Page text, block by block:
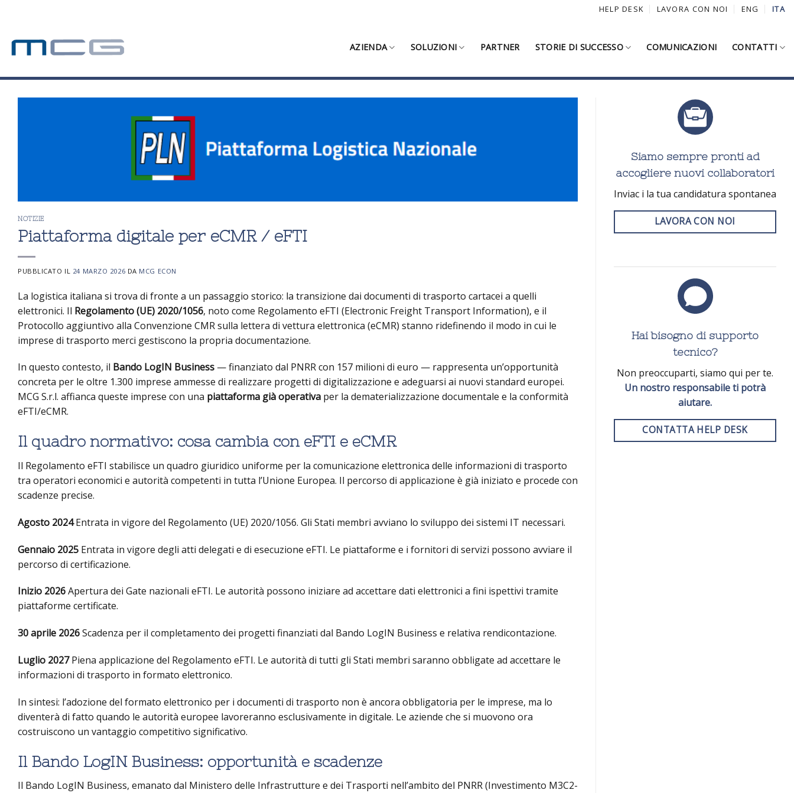
HELP DESK LAVORA CON NOI ENG ITA
AZIENDA SOLUZIONI PARTNER STORIE DI SUCCESSO COMUNICAZIONI CONTATTI
NOTIZIE
Piattaforma digitale per eCMR / eFTI
PUBBLICATO IL 24 MARZO 2026 DA MCG ECON
La logistica italiana si trova di fronte a un passaggio storico: la transizione dai documenti di trasporto cartacei a quelli
elettronici. Il Regolamento (UE) 2020/1056, noto come Regolamento eFTI (Electronic Freight Transport Information), e il
Protocollo aggiuntivo alla Convenzione CMR sulla lettera di vettura elettronica (eCMR) stanno ridefinendo il modo in cui le
imprese di trasporto merci gestiscono la propria documentazione.
In questo contesto, il Bando LogIN Business — finanziato dal PNRR con 157 milioni di euro — rappresenta un’opportunità
concreta per le oltre 1.300 imprese ammesse di realizzare progetti di digitalizzazione e adeguarsi ai nuovi standard europei.
MCG S.r.l. affianca queste imprese con una piattaforma già operativa per la dematerializzazione documentale e la conformità
eFTI/eCMR.
Il quadro normativo: cosa cambia con eFTI e eCMR
Il Regolamento eFTI stabilisce un quadro giuridico uniforme per la comunicazione elettronica delle informazioni di trasporto
tra operatori economici e autorità competenti in tutta l’Unione Europea. Il percorso di applicazione è già iniziato e procede con
scadenze precise.
Agosto 2024Entrata in vigore del Regolamento (UE) 2020/1056. Gli Stati membri avviano lo sviluppo dei sistemi IT necessari.
Gennaio 2025 Entrata in vigore degli atti delegati e di esecuzione eFTI. Le piattaforme e i fornitori di servizi possono avviare il
percorso di certificazione.
Inizio 2026Apertura dei Gate nazionali eFTI. Le autorità possono iniziare ad accettare dati elettronici a fini ispettivi tramite
piattaforme certificate.
30 aprile 2026Scadenza per il completamento dei progetti finanziati dal Bando LogIN Business e relativa rendicontazione.
Luglio 2027Piena applicazione del Regolamento eFTI. Le autorità di tutti gli Stati membri saranno obbligate ad accettare le
informazioni di trasporto in formato elettronico.
In sintesi: l’adozione del formato elettronico per i documenti di trasporto non è ancora obbligatoria per le imprese, ma lo
diventerà di fatto quando le autorità europee lavoreranno esclusivamente in digitale. Le aziende che si muovono ora
costruiscono un vantaggio competitivo significativo.
Il Bando LogIN Business: opportunità e scadenze
Il Bando LogIN Business, emanato dal Ministero delle Infrastrutture e dei Trasporti nell’ambito del PNRR (Investimento M3C2-
Siamo sempre pronti ad
accogliere nuovi collaboratori
Inviac i la tua candidatura spontanea
LAVORA CON NOI
Hai bisogno di supporto
tecnico?
Non preoccuparti, siamo qui per te.
Un nostro responsabile ti potrà
aiutare.
CONTATTA HELP DESK